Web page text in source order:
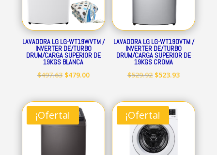
LAVADORA LG LG-WT19WVTM /
INVERTER DE/TURBO
DRUM/CARGA SUPERIOR DE
19KGS BLANCA
$497.63 El
original
era:
$497.63.
$479.00El
actual
LAVADORA LG LG-WT19DVTM /
INVERTER DE/TURBO
DRUM/CARGA SUPERIOR DE
19KGS CROMA
$529.92 El
original
era:
$529.92.
$523.93El
actual
¡Oferta! ¡Oferta!